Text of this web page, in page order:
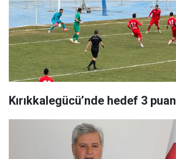
Kırıkkalegücü’nde hedef 3 puan